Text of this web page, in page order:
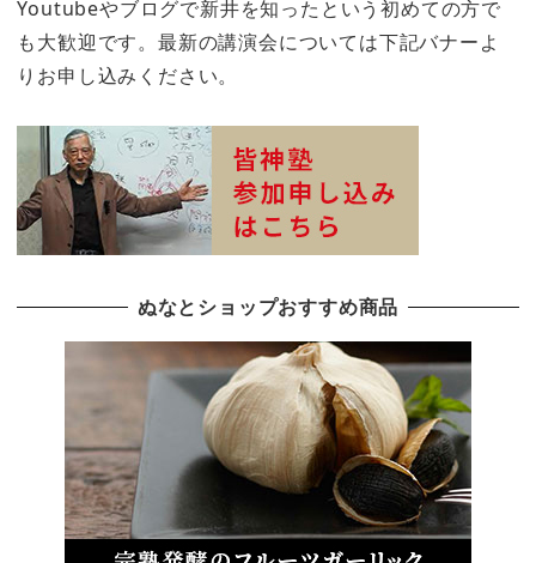
Youtubeやブログで新井を知ったという初めての方で
も大歓迎です。最新の講演会については下記バナーよ
りお申し込みください。
ぬなとショップおすすめ商品